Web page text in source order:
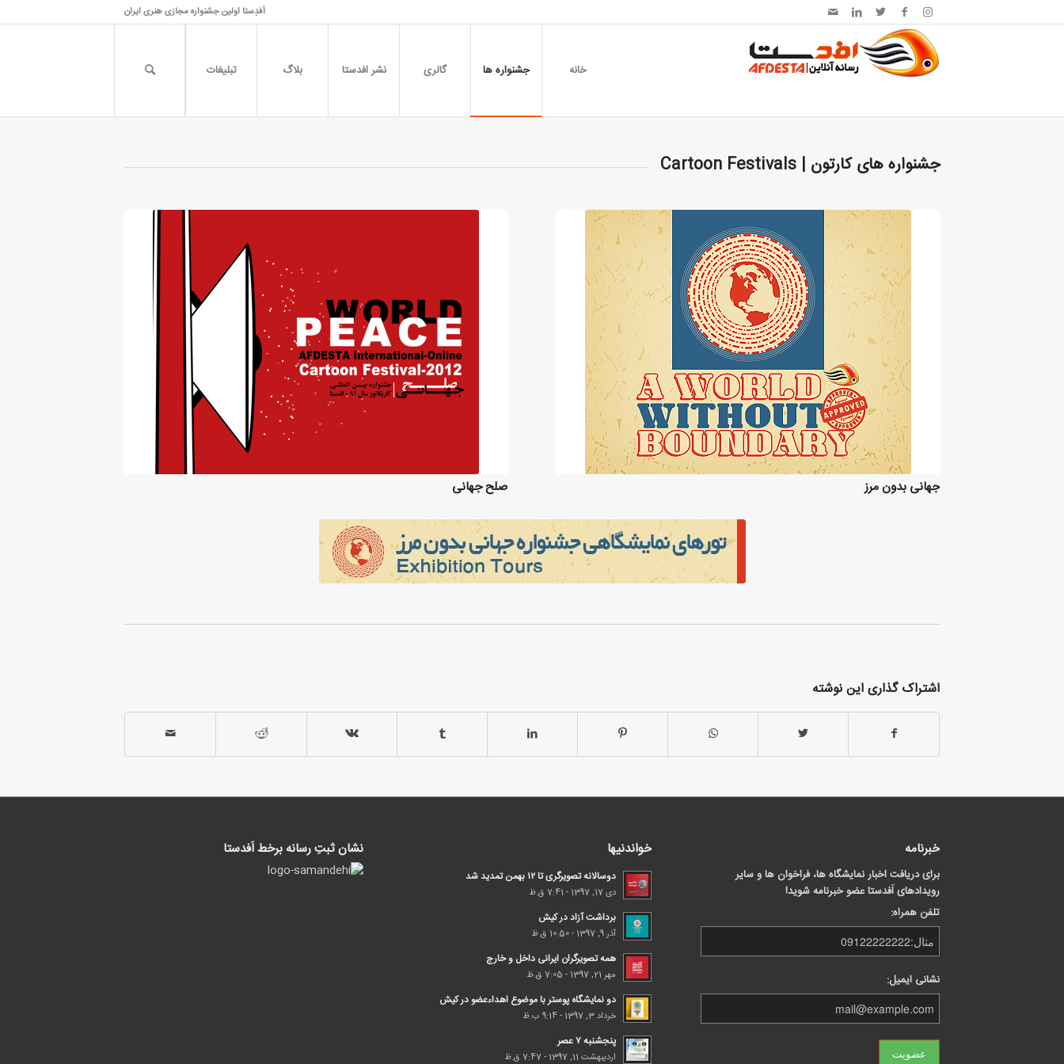
اَفدِستا اولین جشنواره مجازی هنری ایران
خانه جشنواره ها گالری نشر افدستا بلاگ تبلیغات
جشنواره های کارتون | Cartoon Festivals
جهانی بدون مرز صلح جهانی
اشتراک گذاری این نوشته
خبرنامه
برای دریافت اخبار نمایشگاه ها، فراخوان ها و سایر
رویدادهای اَفدستا عضو خبرنامه شوید!
تلفن همراه:
نشانی ایمیل:
خواندنیها
دوسالانه تصویرگری تا ۱۲ بهمن تمدید شد
دی 17, 1397 - 7:41 ق.ظ
برداشت آزاد در کیش
آذر 9, 1397 - 10:50 ق.ظ
همه تصویرگران ایرانی داخل و خارج
مهر 21, 1397 - 7:05 ق.ظ
دو نمایشگاه پوستر با موضوع اهداء‌عضو در کیش
خرداد 3, 1397 - 9:14 ب.ظ
پنجشنبه ۷ عصر
اردیبهشت 11, 1397 - 7:47 ق.ظ
نشان ثبتِ رسانه برخط اَفدستا